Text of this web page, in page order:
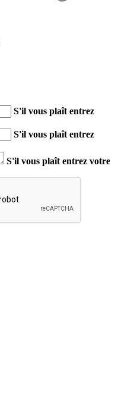
S'il vous plaît entrez
S'il vous plaît entrez
S'il vous plaît entrez votre